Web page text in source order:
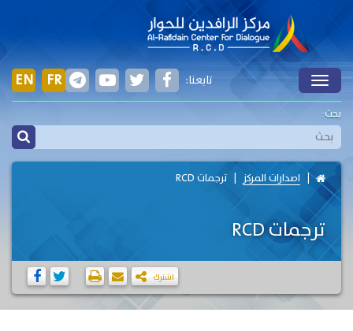
Toggle
EN FR تابعنا:
بحث:
اصدارات المركز ترجمات RCD
ترجمات RCD
اشترك